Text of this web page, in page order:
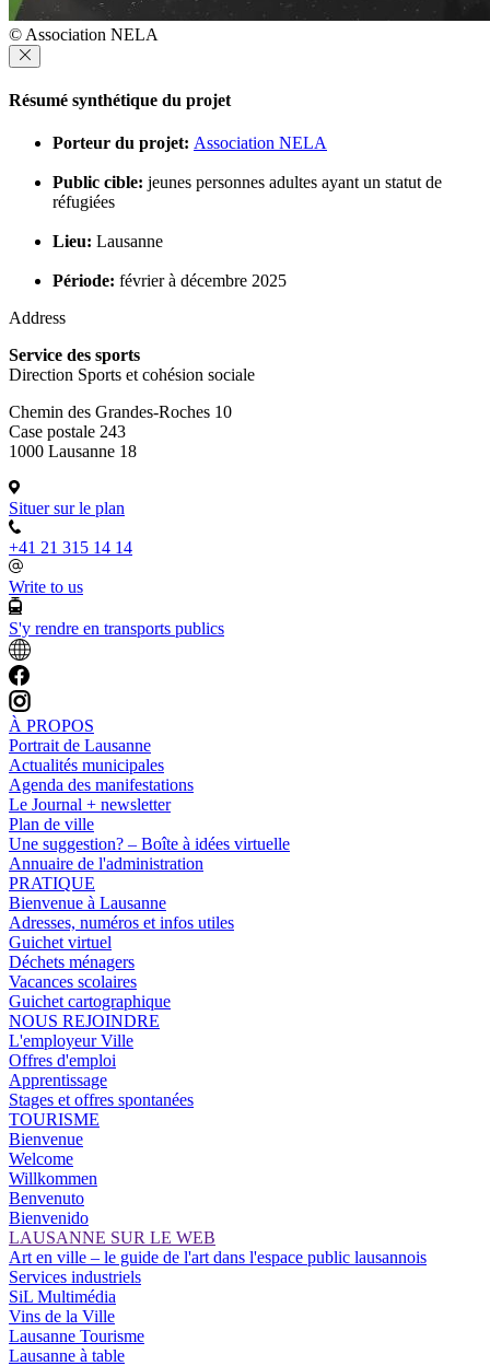
© Association NELA
Résumé synthétique du projet
Porteur du projet: Association NELA
Public cible: jeunes personnes adultes ayant un statut de
réfugiées
Lieu: Lausanne
Période: février à décembre 2025
Address
Service des sports
Direction Sports et cohésion sociale
Chemin des Grandes-Roches 10
Case postale 243
1000 Lausanne 18
Situer sur le plan
+41 21 315 14 14
Write to us
S'y rendre en transports publics
À PROPOS
Portrait de Lausanne
Actualités municipales
Agenda des manifestations
Le Journal + newsletter
Plan de ville
Une suggestion? – Boîte à idées virtuelle
Annuaire de l'administration
PRATIQUE
Bienvenue à Lausanne
Adresses, numéros et infos utiles
Guichet virtuel
Déchets ménagers
Vacances scolaires
Guichet cartographique
NOUS REJOINDRE
L'employeur Ville
Offres d'emploi
Apprentissage
Stages et offres spontanées
TOURISME
Bienvenue
Welcome
Willkommen
Benvenuto
Bienvenido
LAUSANNE SUR LE WEB
Art en ville – le guide de l'art dans l'espace public lausannois
Services industriels
SiL Multimédia
Vins de la Ville
Lausanne Tourisme
Lausanne à table